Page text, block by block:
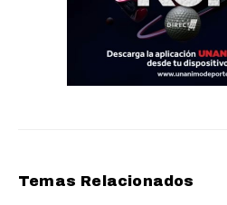
Temas Relacionados